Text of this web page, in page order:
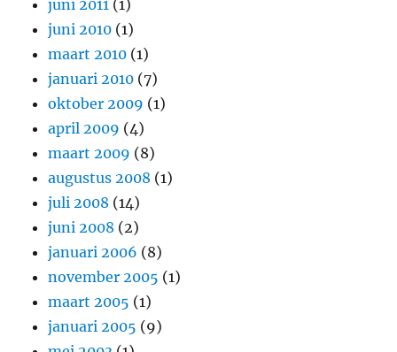
juni 2011 (1)
juni 2010 (1)
maart 2010 (1)
januari 2010 (7)
oktober 2009 (1)
april 2009 (4)
maart 2009 (8)
augustus 2008 (1)
juli 2008 (14)
juni 2008 (2)
januari 2006 (8)
november 2005 (1)
maart 2005 (1)
januari 2005 (9)